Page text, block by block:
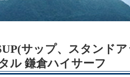
サップ、スタンド
ル 鎌倉ハイサーフ